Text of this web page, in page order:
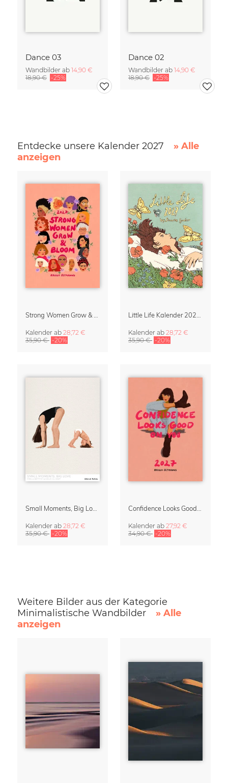
Dance 03
Wandbilder ab 14,90 €
18,90 € -25%
Dance 02
Wandbilder ab 14,90 €
18,90 € -25%
Entdecke unsere Kalender 2027
» Alle
anzeigen
Kalender ab 28,72 €
35,90 € -20%
Kalender ab 28,72 €
35,90 € -20%
Kalender ab 28,72 €
35,90 € -20%
Kalender ab 27,92 €
34,90 € -20%
Weitere Bilder aus der Kategorie
Minimalistische Wandbilder
» Alle
anzeigen